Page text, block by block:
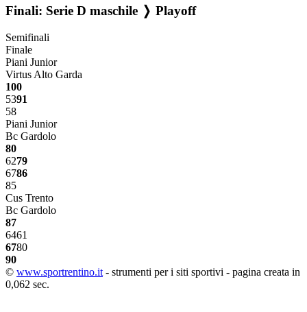
Finali: Serie D maschile ❭ Playoff
Semifinali
Finale
Piani Junior
Virtus Alto Garda
100
5391
58
Piani Junior
Bc Gardolo
80
6279
6786
85
Cus Trento
Bc Gardolo
87
6461
6780
90
© www.sportrentino.it - strumenti per i siti sportivi - pagina creata in
0,062 sec.